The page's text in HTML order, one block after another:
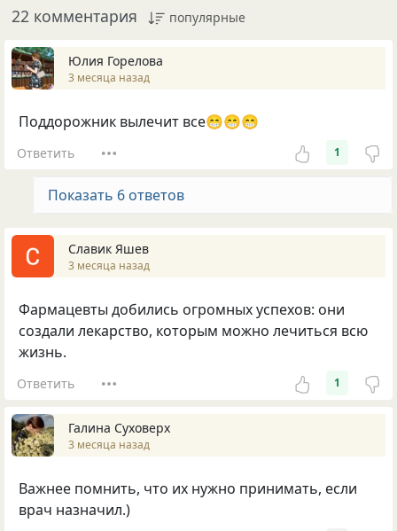
22 комментария популярные
Юлия Горелова
3 месяца назад
Поддорожник вылечит все😁😁😁
Ответить 1
Показать 6 ответов
Славик Яшев
3 месяца назад
Фармацевты добились огромных успехов: они
создали лекарство, которым можно лечиться всю
жизнь.
Ответить 1
Галина Суховерх
3 месяца назад
Важнее помнить, что их нужно принимать, если
врач назначил.)